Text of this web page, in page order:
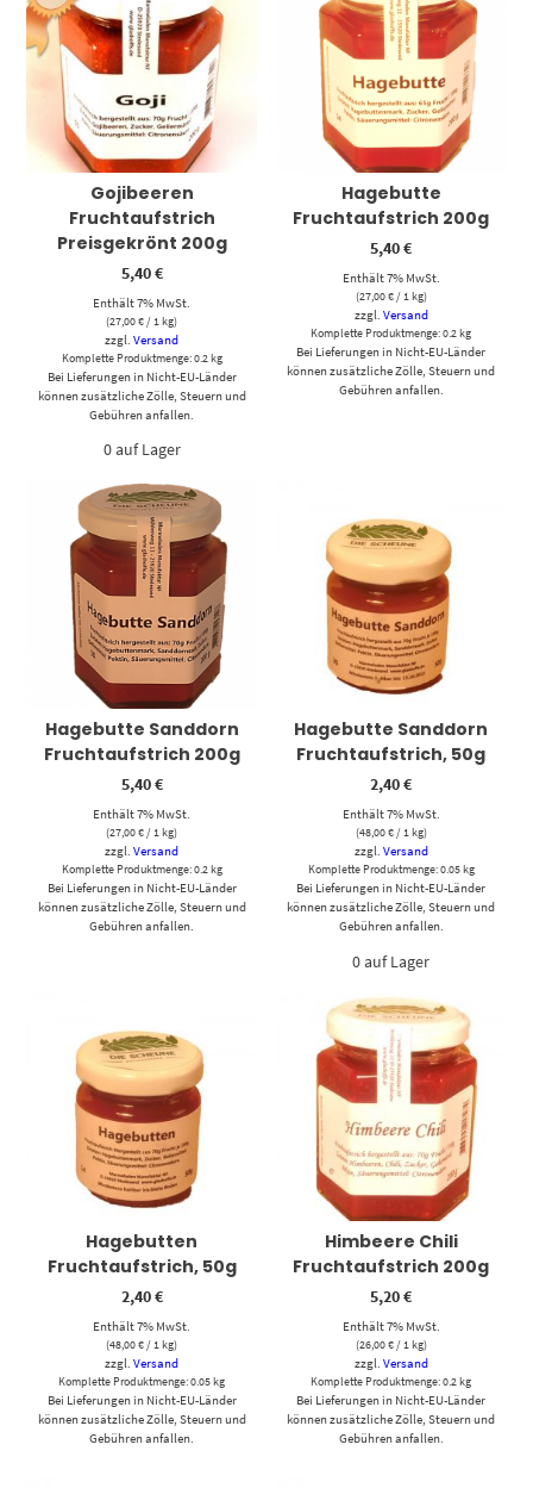
Gojibeeren
Fruchtaufstrich
Preisgekrönt 200g
5,40€
Enthält 7% MwSt.
(27,00€/ 1 kg)
zzgl.Versand
Komplette Produktmenge: 0.2 kg
Bei Lieferungen in Nicht-EU-Länder
können zusätzliche Zölle, Steuern und
Gebühren anfallen.
0 auf Lager
Hagebutte
Fruchtaufstrich 200g
5,40€
Enthält 7% MwSt.
(27,00€/ 1 kg)
zzgl. Versand
Komplette Produktmenge: 0.2 kg
Bei Lieferungen in Nicht-EU-Länder
können zusätzliche Zölle, Steuern und
Gebühren anfallen.
Hagebutte Sanddorn
Fruchtaufstrich 200g
5,40€
Enthält 7% MwSt.
(27,00€/ 1 kg)
zzgl.Versand
Komplette Produktmenge: 0.2 kg
Bei Lieferungen in Nicht-EU-Länder
können zusätzliche Zölle, Steuern und
Gebühren anfallen.
Hagebutte Sanddorn
Fruchtaufstrich, 50g
2,40€
Enthält 7% MwSt.
(48,00€/ 1 kg)
zzgl. Versand
Komplette Produktmenge: 0.05 kg
Bei Lieferungen in Nicht-EU-Länder
können zusätzliche Zölle, Steuern und
Gebühren anfallen.
0 auf Lager
Hagebutten
Fruchtaufstrich, 50g
2,40€
Enthält 7% MwSt.
(48,00€/ 1 kg)
zzgl.Versand
Komplette Produktmenge: 0.05 kg
Bei Lieferungen in Nicht-EU-Länder
können zusätzliche Zölle, Steuern und
Gebühren anfallen.
Himbeere Chili
Fruchtaufstrich 200g
5,20€
Enthält 7% MwSt.
(26,00€/ 1 kg)
zzgl. Versand
Komplette Produktmenge: 0.2 kg
Bei Lieferungen in Nicht-EU-Länder
können zusätzliche Zölle, Steuern und
Gebühren anfallen.